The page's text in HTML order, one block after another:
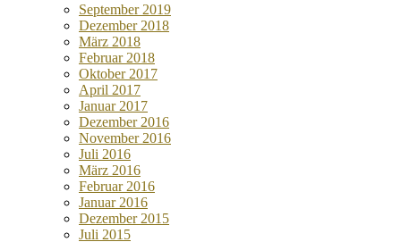
September 2019
Dezember 2018
März 2018
Februar 2018
Oktober 2017
April 2017
Januar 2017
Dezember 2016
November 2016
Juli 2016
März 2016
Februar 2016
Januar 2016
Dezember 2015
Juli 2015